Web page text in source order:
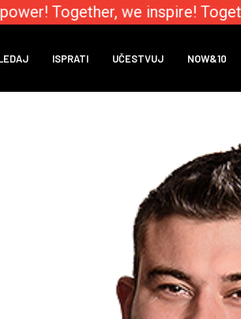
Together, we inspire!
ISPRATI UČESTVUJ NOW&10